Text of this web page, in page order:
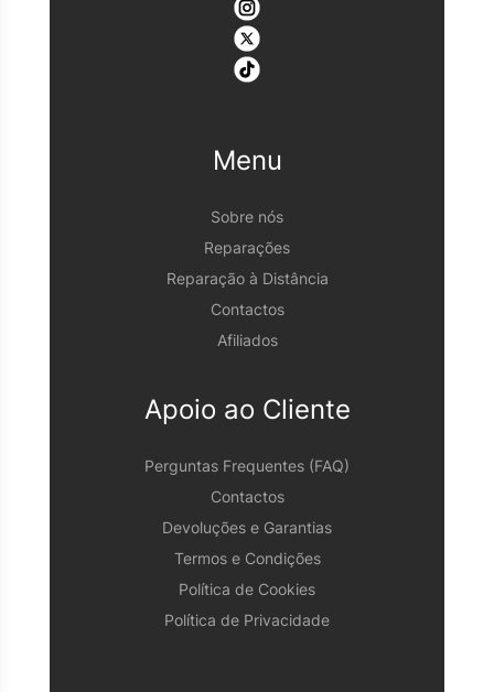
Menu
Sobre nós
Reparações
Reparação à Distância
Contactos
Afiliados
Apoio ao Cliente
Perguntas Frequentes (FAQ)
Contactos
Devoluções e Garantias
Termos e Condições
Política de Cookies
Política de Privacidade